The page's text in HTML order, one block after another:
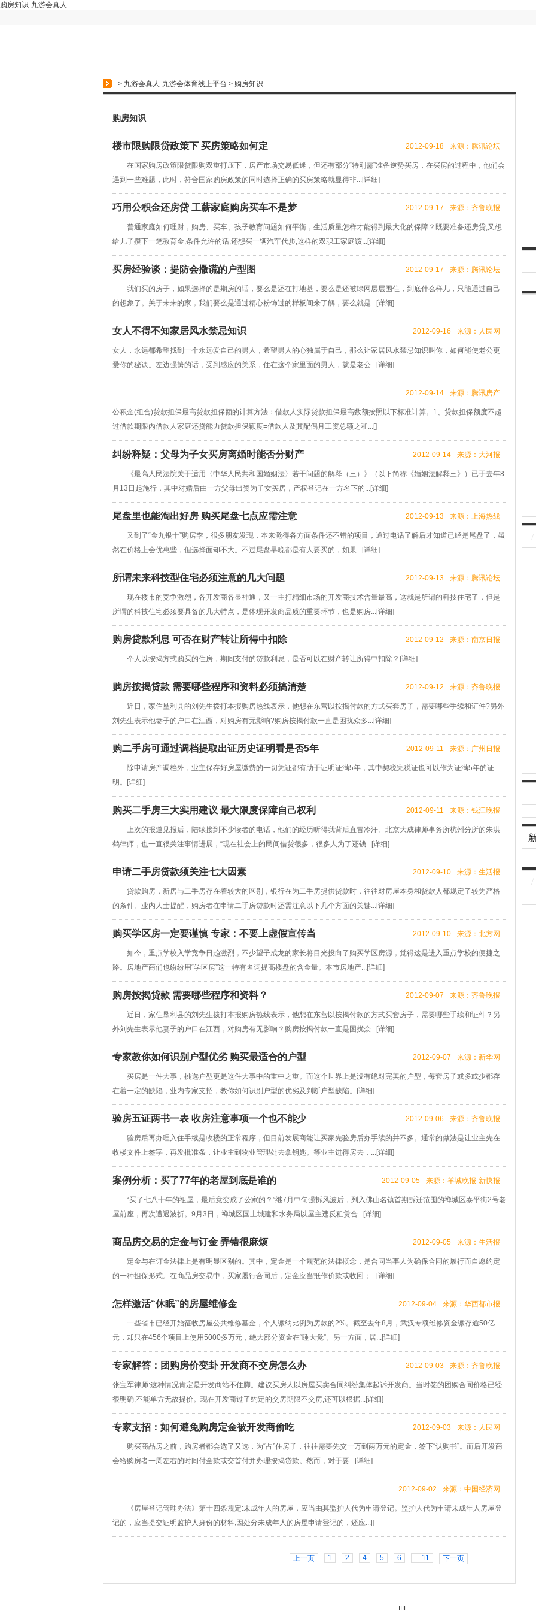
购房知识-九游会真人
> 九游会真人-九游会体育线上平台 > 购房知识
购房知识
楼市限购限贷政策下 买房策略如何定 来源：腾讯论坛
2012-09-18
在国家购房政策限贷限购双重打压下，房产市场交易低迷，但还有部分“特刚需”准备逆势买房，在买房的过程中，他们会
遇到一些难题，此时，符合国家购房政策的同时选择正确的买房策略就显得非...[详细]
巧用公积金还房贷 工薪家庭购房买车不是梦 来源：齐鲁晚报
2012-09-17
普通家庭如何理财，购房、买车、孩子教育问题如何平衡，生活质量怎样才能得到最大化的保障？既要准备还房贷,又想
给儿子攒下一笔教育金,条件允许的话,还想买一辆汽车代步,这样的双职工家庭该...[详细]
买房经验谈：提防会撒谎的户型图 来源：腾讯论坛
2012-09-17
我们买的房子，如果选择的是期房的话，要么是还在打地基，要么是还被绿网层层围住，到底什么样儿，只能通过自己
的想象了。关于未来的家，我们要么是通过精心粉饰过的样板间来了解，要么就是...[详细]
女人不得不知家居风水禁忌知识 来源：人民网
2012-09-16
女人，永远都希望找到一个永远爱自己的男人，希望男人的心独属于自己，那么让家居风水禁忌知识叫你，如何能使老公更
爱你的秘诀。左边强势的话，受到感应的关系，住在这个家里面的男人，就是老公...[详细]
来源：腾讯房产
2012-09-14
公积金(组合)贷款担保最高贷款担保额的计算方法：借款人实际贷款担保最高数额按照以下标准计算。1、贷款担保额度不超
过借款期限内借款人家庭还贷能力贷款担保额度=借款人及其配偶月工资总额之和...[]
纠纷释疑：父母为子女买房离婚时能否分财产 来源：大河报
2012-09-14
《最高人民法院关于适用〈中华人民共和国婚姻法〉若干问题的解释（三）》（以下简称《婚姻法解释三》）已于去年8
月13日起施行，其中对婚后由一方父母出资为子女买房，产权登记在一方名下的...[详细]
尾盘里也能淘出好房 购买尾盘七点应需注意 来源：上海热线
2012-09-13
又到了“金九银十”购房季，很多朋友发现，本来觉得各方面条件还不错的项目，通过电话了解后才知道已经是尾盘了，虽
然在价格上会优惠些，但选择面却不大。不过尾盘早晚都是有人要买的，如果...[详细]
所谓未来科技型住宅必须注意的几大问题 来源：腾讯论坛
2012-09-13
现在楼市的竞争激烈，各开发商各显神通，又一主打精细市场的开发商技术含量最高，这就是所谓的科技住宅了，但是
所谓的科技住宅必须要具备的几大特点，是体现开发商品质的重要环节，也是购房...[详细]
购房贷款利息 可否在财产转让所得中扣除 来源：南京日报
2012-09-12
个人以按揭方式购买的住房，期间支付的贷款利息，是否可以在财产转让所得中扣除？[详细]
购房按揭贷款 需要哪些程序和资料必须搞清楚 来源：齐鲁晚报
2012-09-12
近日，家住垦利县的刘先生拨打本报购房热线表示，他想在东营以按揭付款的方式买套房子，需要哪些手续和证件?另外
刘先生表示他妻子的户口在江西，对购房有无影响?购房按揭付款一直是困扰众多...[详细]
购二手房可通过调档提取出证历史证明看是否5年 来源：广州日报
2012-09-11
除申请房产调档外，业主保存好房屋缴费的一切凭证都有助于证明证满5年，其中契税完税证也可以作为证满5年的证
明。[详细]
购买二手房三大实用建议 最大限度保障自己权利 来源：钱江晚报
2012-09-11
上次的报道见报后，陆续接到不少读者的电话，他们的经历听得我背后直冒冷汗。北京大成律师事务所杭州分所的朱洪
鹤律师，也一直很关注事情进展，“现在社会上的民间借贷很多，很多人为了还钱...[详细]
申请二手房贷款须关注七大因素 来源：生活报
2012-09-10
贷款购房，新房与二手房存在着较大的区别，银行在为二手房提供贷款时，往往对房屋本身和贷款人都规定了较为严格
的条件。业内人士提醒，购房者在申请二手房贷款时还需注意以下几个方面的关键...[详细]
购买学区房一定要谨慎 专家：不要上虚假宣传当 来源：北方网
2012-09-10
如今，重点学校入学竞争日趋激烈，不少望子成龙的家长将目光投向了购买学区房源，觉得这是进入重点学校的便捷之
路。房地产商们也纷纷用“学区房”这一特有名词提高楼盘的含金量。本市房地产...[详细]
购房按揭贷款 需要哪些程序和资料？ 来源：齐鲁晚报
2012-09-07
近日，家住垦利县的刘先生拨打本报购房热线表示，他想在东营以按揭付款的方式买套房子，需要哪些手续和证件？另
外刘先生表示他妻子的户口在江西，对购房有无影响？购房按揭付款一直是困扰众...[详细]
专家教你如何识别户型优劣 购买最适合的户型 来源：新华网
2012-09-07
买房是一件大事，挑选户型更是这件大事中的重中之重。而这个世界上是没有绝对完美的户型，每套房子或多或少都存
在着一定的缺陷，业内专家支招，教你如何识别户型的优劣及判断户型缺陷。[详细]
验房五证两书一表 收房注意事项一个也不能少 来源：齐鲁晚报
2012-09-06
验房后再办理入住手续是收楼的正常程序，但目前发展商能让买家先验房后办手续的并不多。通常的做法是让业主先在
收楼文件上签字，再发批准条，让业主到物业管理处去拿钥匙。等业主进得房去，...[详细]
案例分析：买了77年的老屋到底是谁的 来源：羊城晚报-新快报
2012-09-05
“买了七八十年的祖屋，最后竟变成了公家的？”继7月中旬强拆风波后，列入佛山名镇首期拆迁范围的禅城区泰平街2号老
屋前座，再次遭遇波折。9月3日，禅城区国土城建和水务局以屋主违反租赁合...[详细]
商品房交易的定金与订金 弄错很麻烦 来源：生活报
2012-09-05
定金与在订金法律上是有明显区别的。其中，定金是一个规范的法律概念，是合同当事人为确保合同的履行而自愿约定
的一种担保形式。在商品房交易中，买家履行合同后，定金应当抵作价款或收回；...[详细]
怎样激活“休眠”的房屋维修金 来源：华西都市报
2012-09-04
一些省市已经开始征收房屋公共维修基金，个人缴纳比例为房款的2%。截至去年8月，武汉专项维修资金缴存逾50亿
元，却只在456个项目上使用5000多万元，绝大部分资金在“睡大觉”。另一方面，居...[详细]
专家解答：团购房价变卦 开发商不交房怎么办 来源：齐鲁晚报
2012-09-03
张宝军律师:这种情况肯定是开发商站不住脚。建议买房人以房屋买卖合同纠纷集体起诉开发商。当时签的团购合同价格已经
很明确,不能单方无故提价。现在开发商过了约定的交房期限不交房,还可以根据...[详细]
专家支招：如何避免购房定金被开发商偷吃 来源：人民网
2012-09-03
购买商品房之前，购房者都会选了又选，为“占”住房子，往往需要先交一万到两万元的定金，签下“认购书”。而后开发商
会给购房者一周左右的时间付全款或交首付并办理按揭贷款。然而，对于要...[详细]
来源：中国经济网
2012-09-02
《房屋登记管理办法》第十四条规定:未成年人的房屋，应当由其监护人代为申请登记。监护人代为申请未成年人房屋登
记的，应当提交证明监护人身份的材料;因处分未成年人的房屋申请登记的，还应...[]
上一页 1 2 4 5 6 ... 11 下一页